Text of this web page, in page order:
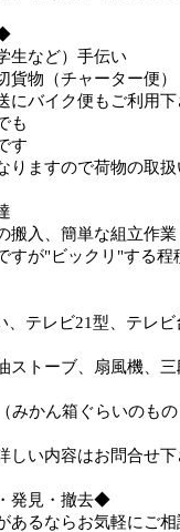
生など）手伝い
貨物（チャーター便）
にバイク便もご利用
も
す
りますので荷物の取
搬入、簡単な組立作
すが"ビックリ"する程
、テレビ21型、テレ
ストーブ、扇風機、
みかん箱ぐらいのも
しい内容はお問合せ下
発見・撤去◆
あるならお気軽にご